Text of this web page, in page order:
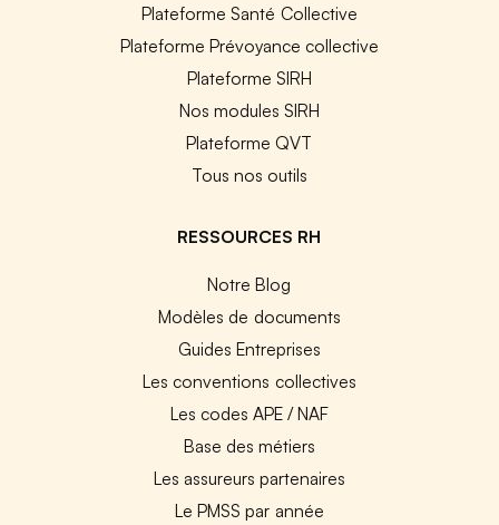
Plateforme Santé Collective
Plateforme Prévoyance collective
Plateforme SIRH
Nos modules SIRH
Plateforme QVT
Tous nos outils
RESSOURCES RH
Notre Blog
Modèles de documents
Guides Entreprises
Les conventions collectives
Les codes APE / NAF
Base des métiers
Les assureurs partenaires
Le PMSS par année